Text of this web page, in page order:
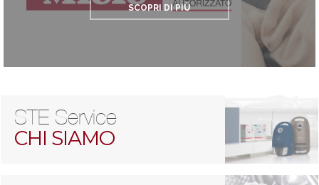
SCOPRI DI PIÙ
STE Service
CHI SIAMO